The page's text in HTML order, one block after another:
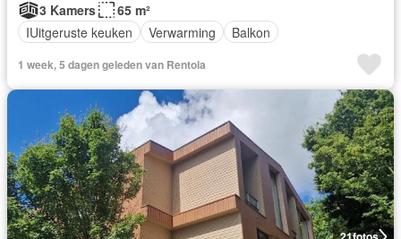
3 Kamers
65 m²
IUitgeruste keuken
Verwarming Balkon
1 week, 5 dagen geleden van Rentola